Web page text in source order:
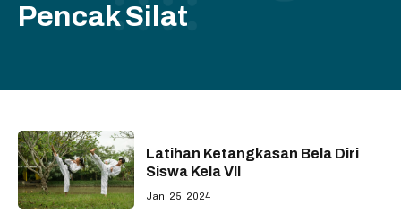
Pencak Silat
Latihan Ketangkasan Bela Diri
Siswa Kela VII
Jan. 25, 2024